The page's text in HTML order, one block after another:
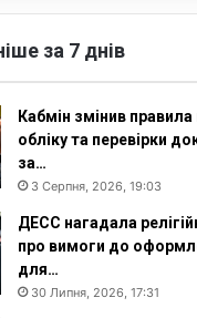
за 7 днів
Кабмін змінив правила
обліку та перевірки
за…
3 Серпня, 2026, 19:03
ДЕСС нагадала
про вимоги до
для…
30 Липня, 2026, 17:31